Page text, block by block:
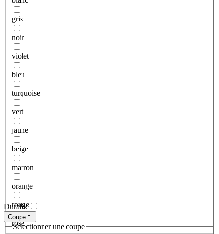
gris
noir
violet
bleu
turquoise
vert
jaune
beige
marron
orange
rouge
rose
Durable
Coupe
Sélectionner une coupe